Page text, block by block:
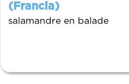
(Francia)
salamandre en balade